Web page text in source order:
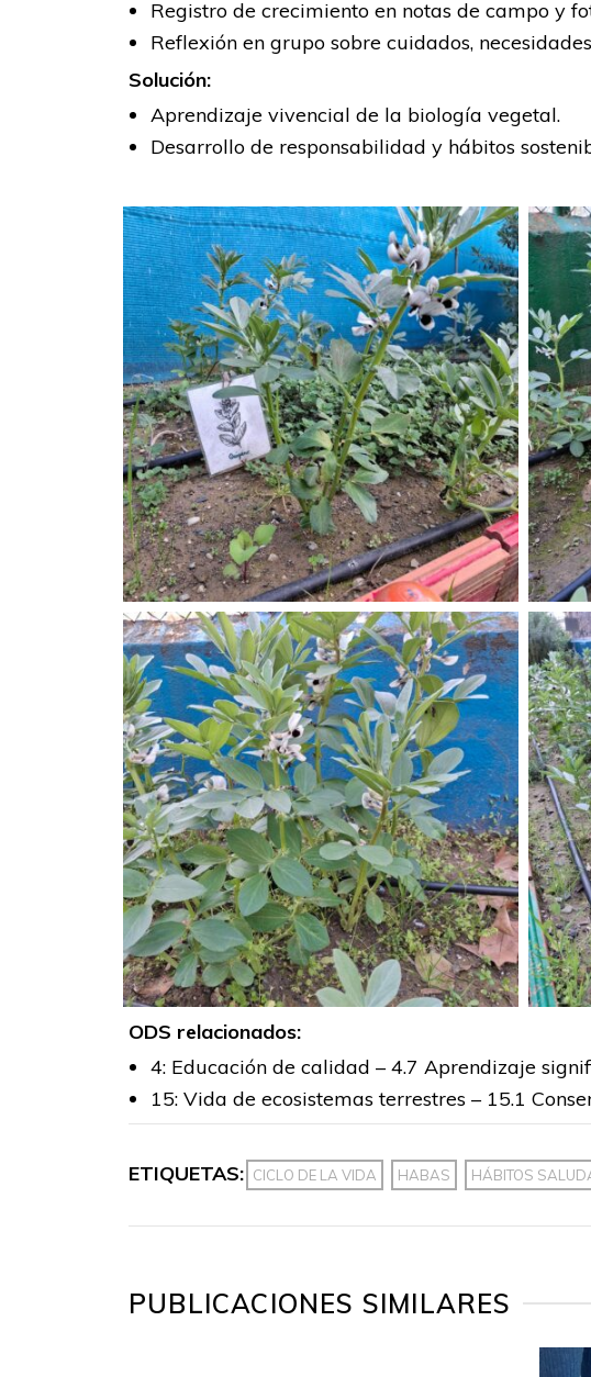
Registro de crecimiento en notas de campo y
Reflexión en grupo sobre cuidados,
Solución:
Aprendizaje vivencial de la biología vegetal.
Desarrollo de responsabilidad y hábitos
ODS relacionados:
4: Educación de calidad – 4.7 Aprendizaje
15: Vida de ecosistemas terrestres – 15.1
ETIQUETAS: CICLO DE LA VIDA HABAS HÁBITOS
PUBLICACIONES SIMILARES